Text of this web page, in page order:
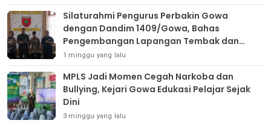
Silaturahmi Pengurus Perbakin Gowa
dengan Dandim 1409/Gowa, Bahas
Pengembangan Lapangan Tembak dan
Pembinaan Atlet
1 minggu yang lalu
MPLS Jadi Momen Cegah Narkoba dan
Bullying, Kejari Gowa Edukasi Pelajar Sejak
Dini
3 minggu yang lalu